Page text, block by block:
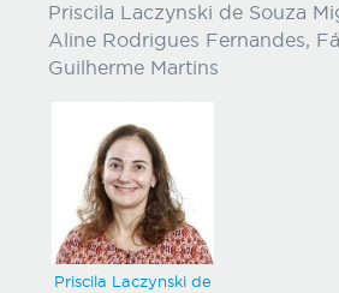
Priscila Laczynski de Souza
Aline Rodrigues Fernandes,
Guilherme Martins
Priscila Laczynski de